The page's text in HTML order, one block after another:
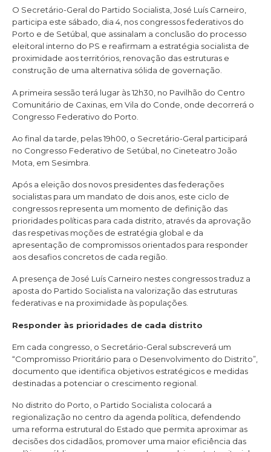
O Secretário-Geral do Partido Socialista, José Luís Carneiro,
participa este sábado, dia 4, nos congressos federativos do
Porto e de Setúbal, que assinalam a conclusão do processo
eleitoral interno do PS e reafirmam a estratégia socialista de
proximidade aos territórios, renovação das estruturas e
construção de uma alternativa sólida de governação.
A primeira sessão terá lugar às 12h30, no Pavilhão do Centro
Comunitário de Caxinas, em Vila do Conde, onde decorrerá o
Congresso Federativo do Porto.
Ao final da tarde, pelas 19h00, o Secretário-Geral participará
no Congresso Federativo de Setúbal, no Cineteatro João
Mota, em Sesimbra.
Após a eleição dos novos presidentes das federações
socialistas para um mandato de dois anos, este ciclo de
congressos representa um momento de definição das
prioridades políticas para cada distrito, através da aprovação
das respetivas moções de estratégia global e da
apresentação de compromissos orientados para responder
aos desafios concretos de cada região.
A presença de José Luís Carneiro nestes congressos traduz a
aposta do Partido Socialista na valorização das estruturas
federativas e na proximidade às populações.
Responder às prioridades de cada distrito
Em cada congresso, o Secretário-Geral subscreverá um
“Compromisso Prioritário para o Desenvolvimento do Distrito”,
documento que identifica objetivos estratégicos e medidas
destinadas a potenciar o crescimento regional.
No distrito do Porto, o Partido Socialista colocará a
regionalização no centro da agenda política, defendendo
uma reforma estrutural do Estado que permita aproximar as
decisões dos cidadãos, promover uma maior eficiência das